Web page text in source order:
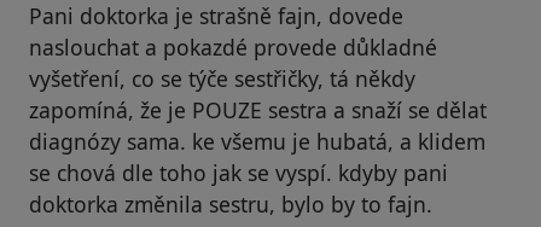
Pani doktorka je strašně fajn, dovede
naslouchat a pokazdé provede důkladné
vyšetření, co se týče sestřičky, tá někdy
zapomíná, že je POUZE sestra a snaží se dělat
diagnózy sama. ke všemu je hubatá, a klidem
se chová dle toho jak se vyspí. kdyby pani
doktorka změnila sestru, bylo by to fajn.